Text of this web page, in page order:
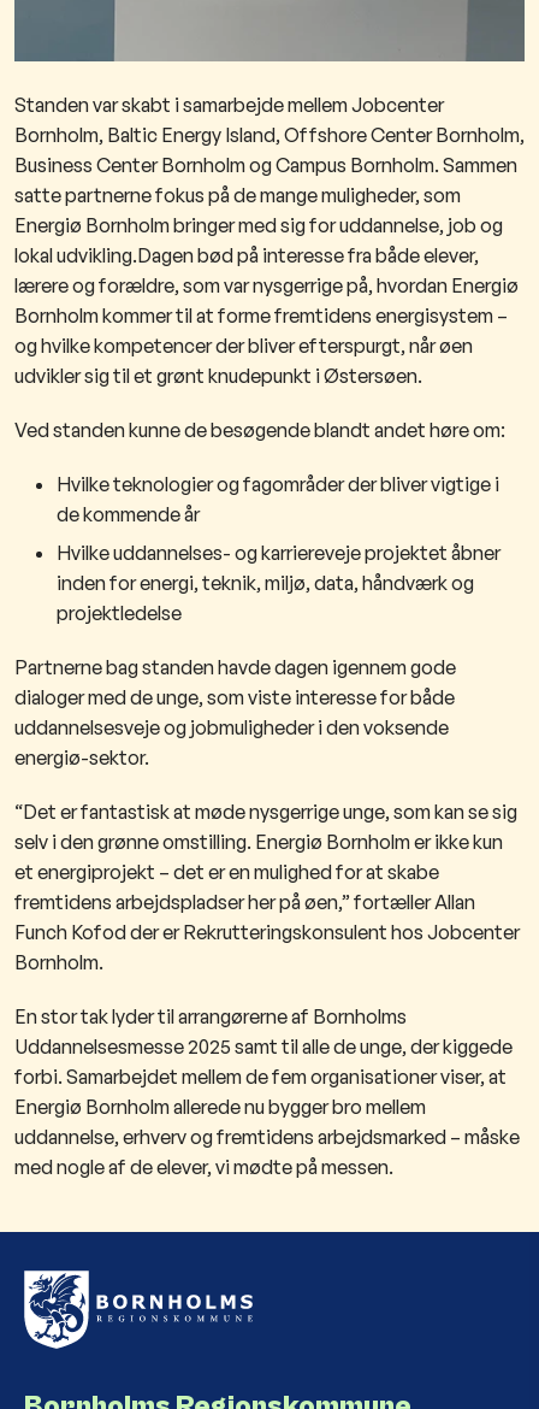
Standen var skabt i samarbejde mellem Jobcenter
Bornholm, Baltic Energy Island, Offshore Center Bornholm,
Business Center Bornholm og Campus Bornholm. Sammen
satte partnerne fokus på de mange muligheder, som
Energiø Bornholm bringer med sig for uddannelse, job og
lokal udvikling.Dagen bød på interesse fra både elever,
lærere og forældre, som var nysgerrige på, hvordan Energiø
Bornholm kommer til at forme fremtidens energisystem –
og hvilke kompetencer der bliver efterspurgt, når øen
udvikler sig til et grønt knudepunkt i Østersøen.
Ved standen kunne de besøgende blandt andet høre om:
Hvilke teknologier og fagområder der bliver vigtige i
de kommende år
Hvilke uddannelses- og karriereveje projektet åbner
inden for energi, teknik, miljø, data, håndværk og
projektledelse
Partnerne bag standen havde dagen igennem gode
dialoger med de unge, som viste interesse for både
uddannelsesveje og jobmuligheder i den voksende
energiø-sektor.
“Det er fantastisk at møde nysgerrige unge, som kan se sig
selv i den grønne omstilling. Energiø Bornholm er ikke kun
et energiprojekt – det er en mulighed for at skabe
fremtidens arbejdspladser her på øen,” fortæller Allan
Funch Kofod der er Rekrutteringskonsulent hos Jobcenter
Bornholm.
En stor tak lyder til arrangørerne af Bornholms
Uddannelsesmesse 2025 samt til alle de unge, der kiggede
forbi. Samarbejdet mellem de fem organisationer viser, at
Energiø Bornholm allerede nu bygger bro mellem
uddannelse, erhverv og fremtidens arbejdsmarked – måske
med nogle af de elever, vi mødte på messen.